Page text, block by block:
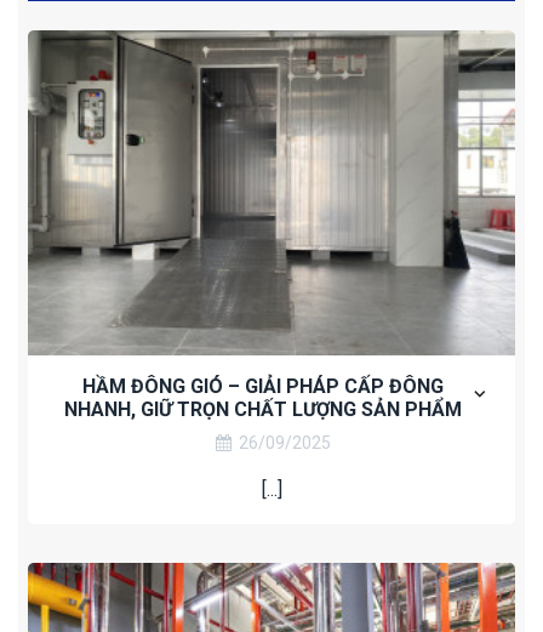
HẦM ĐÔNG GIÓ – GIẢI PHÁP CẤP ĐÔNG
NHANH, GIỮ TRỌN CHẤT LƯỢNG SẢN PHẨM
26/09/2025
[...]